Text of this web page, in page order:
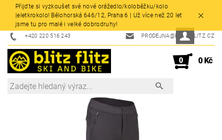
Přijďte si vyzkoušet své nové orážedlo/koloběžku/kolo
|eletkrokolo! Bělohorská 646/12, Praha 6 | Už více než 20 let
jsme tu pro malé i velké dobrodruhy!
+420 220 516 243 PRODEJNA@BLITZFLITZ.CZ
0 0 Kč